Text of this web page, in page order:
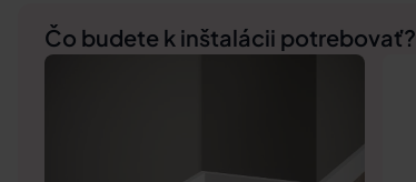
Čo budete k inštalácii potrebovať?